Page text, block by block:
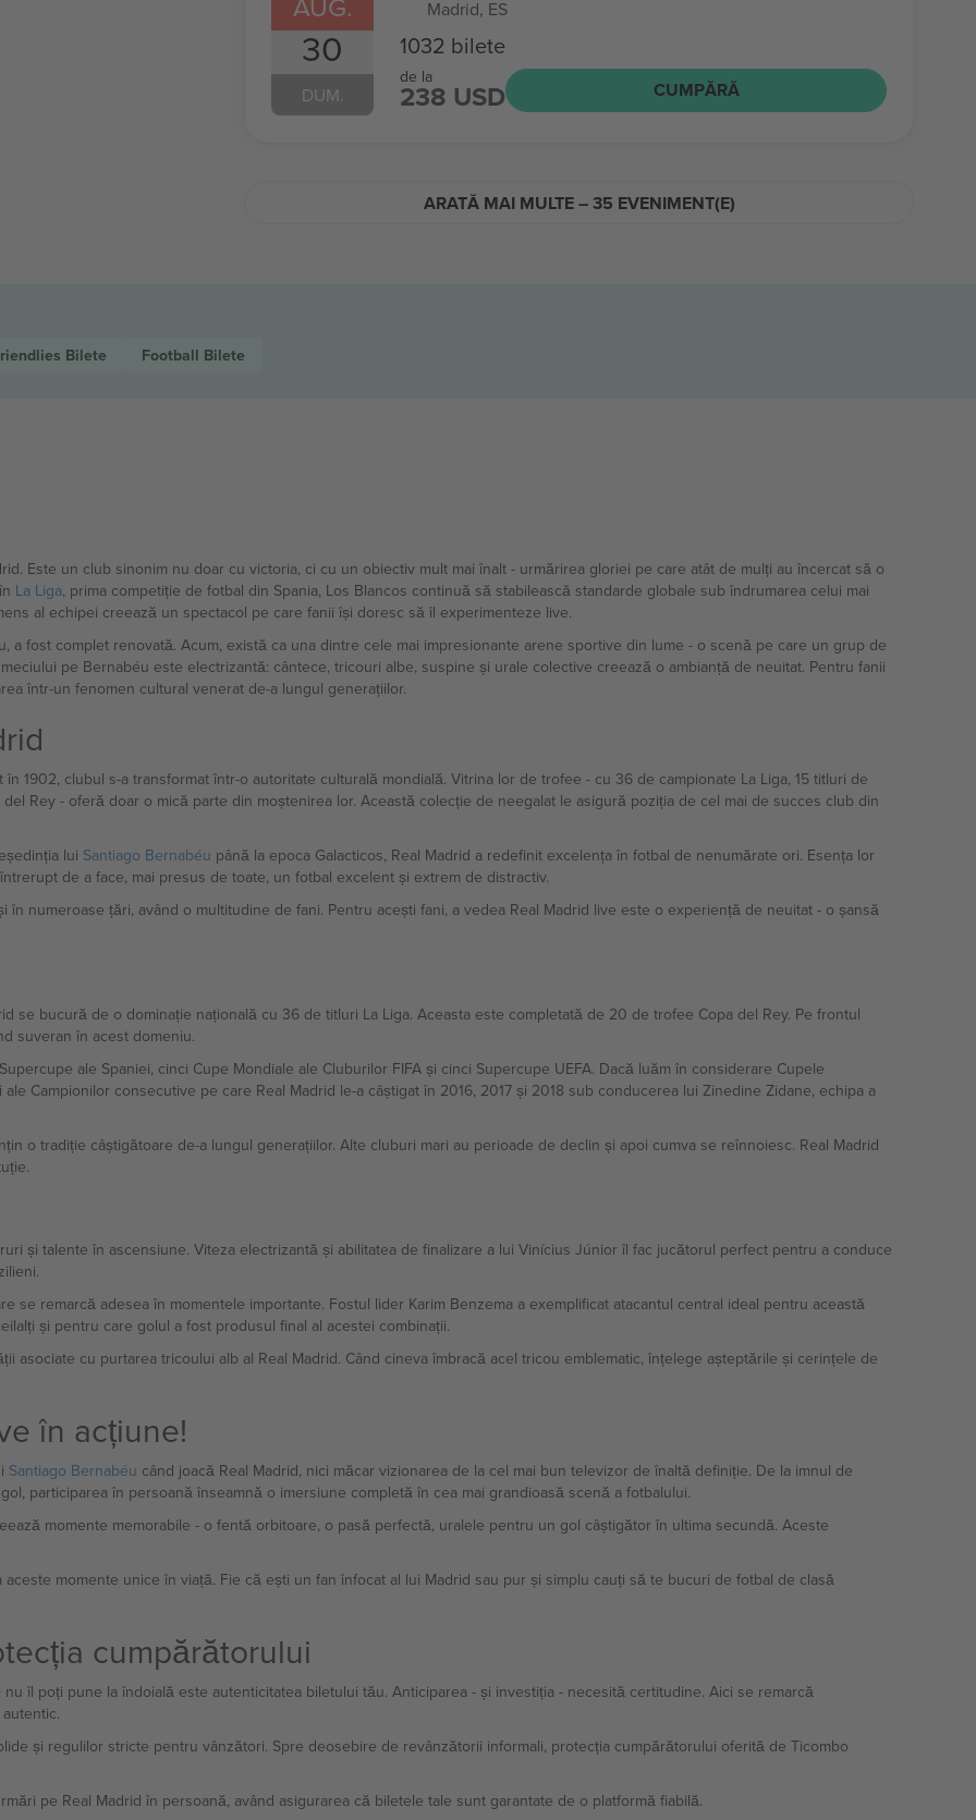
30
DUM.
Madrid, ES
1032 bilete
de la
238 USD CUMPĂRĂ
ARATĂ MAI MULTE – 35 EVENIMENT(E)
Bilete Football Bilete
Este un club sinonim nu doar cu victoria, ci cu un obiectiv mult mai înalt - urmărirea gloriei pe care atât de mulți au încercat să o
La Liga, prima competiție de fotbal din Spania, Los Blancos continuă să stabilească standarde globale sub îndrumarea celui mai
al echipei creează un spectacol pe care fanii își doresc să îl experimenteze live.
a fost complet renovată. Acum, există ca una dintre cele mai impresionante arene sportive din lume - o scenă pe care un grup de
pe Bernabéu este electrizantă: cântece, tricouri albe, suspine și urale colective creează o ambianță de neuitat. Pentru fanii
într-un fenomen cultural venerat de-a lungul generațiilor.
1902, clubul s-a transformat într-o autoritate culturală mondială. Vitrina lor de trofee - cu 36 de campionate La Liga, 15 titluri de
Rey - oferă doar o mică parte din moștenirea lor. Această colecție de neegalat le asigură poziția de cel mai de succes club din
lui Santiago Bernabéu până la epoca Galacticos, Real Madrid a redefinit excelența în fotbal de nenumărate ori. Esența lor
de a face, mai presus de toate, un fotbal excelent și extrem de distractiv.
numeroase țări, având o multitudine de fani. Pentru acești fani, a vedea Real Madrid live este o experiență de neuitat - o șansă
se bucură de o dominație națională cu 36 de titluri La Liga. Aceasta este completată de 20 de trofee Copa del Rey. Pe frontul
suveran în acest domeniu.
ale Spaniei, cinci Cupe Mondiale ale Cluburilor FIFA și cinci Supercupe UEFA. Dacă luăm în considerare Cupele
Campionilor consecutive pe care Real Madrid le-a câștigat în 2016, 2017 și 2018 sub conducerea lui Zinedine Zidane, echipa a
o tradiție câștigătoare de-a lungul generațiilor. Alte cluburi mari au perioade de declin și apoi cumva se reînnoiesc. Real Madrid
și talente în ascensiune. Viteza electrizantă și abilitatea de finalizare a lui Vinícius Júnior îl fac jucătorul perfect pentru a conduce
se remarcă adesea în momentele importante. Fostul lider Karim Benzema a exemplificat atacantul central ideal pentru această
și pentru care golul a fost produsul final al acestei combinații.
asociate cu purtarea tricoului alb al Real Madrid. Când cineva îmbracă acel tricou emblematic, înțelege așteptările și cerințele de
în acțiune!
Santiago Bernabéu când joacă Real Madrid, nici măcar vizionarea de la cel mai bun televizor de înaltă definiție. De la imnul de
participarea în persoană înseamnă o imersiune completă în cea mai grandioasă scenă a fotbalului.
momente memorabile - o fentă orbitoare, o pasă perfectă, uralele pentru un gol câștigător în ultima secundă. Aceste
momente unice în viață. Fie că ești un fan înfocat al lui Madrid sau pur și simplu cauți să te bucuri de fotbal de clasă
cumpărătorului
îl poți pune la îndoială este autenticitatea biletului tău. Anticiparea - și investiția - necesită certitudine. Aici se remarcă
și regulilor stricte pentru vânzători. Spre deosebire de revânzătorii informali, protecția cumpărătorului oferită de Ticombo
pe Real Madrid în persoană, având asigurarea că biletele tale sunt garantate de o platformă fiabilă.